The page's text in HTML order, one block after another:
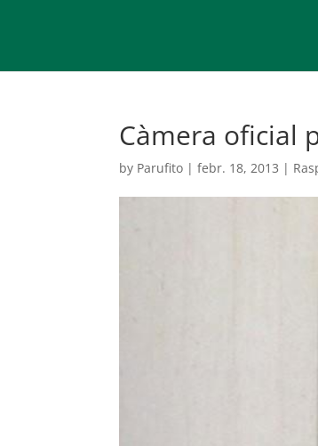
Càmera oficial
by Parufito |febr. 18, 2013 |